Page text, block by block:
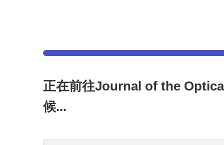
正在前往Journal of the
候...